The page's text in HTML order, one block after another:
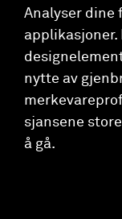
Analyser dine
applikasjoner.
nytte av
sjansene
å gå.